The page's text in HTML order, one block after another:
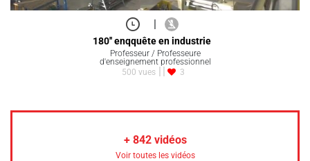
|
180'' enqquête en industrie
Professeur / Professeure
d'enseignement professionnel
500 vues
3
+ 842vidéos
Voir toutes les vidéos